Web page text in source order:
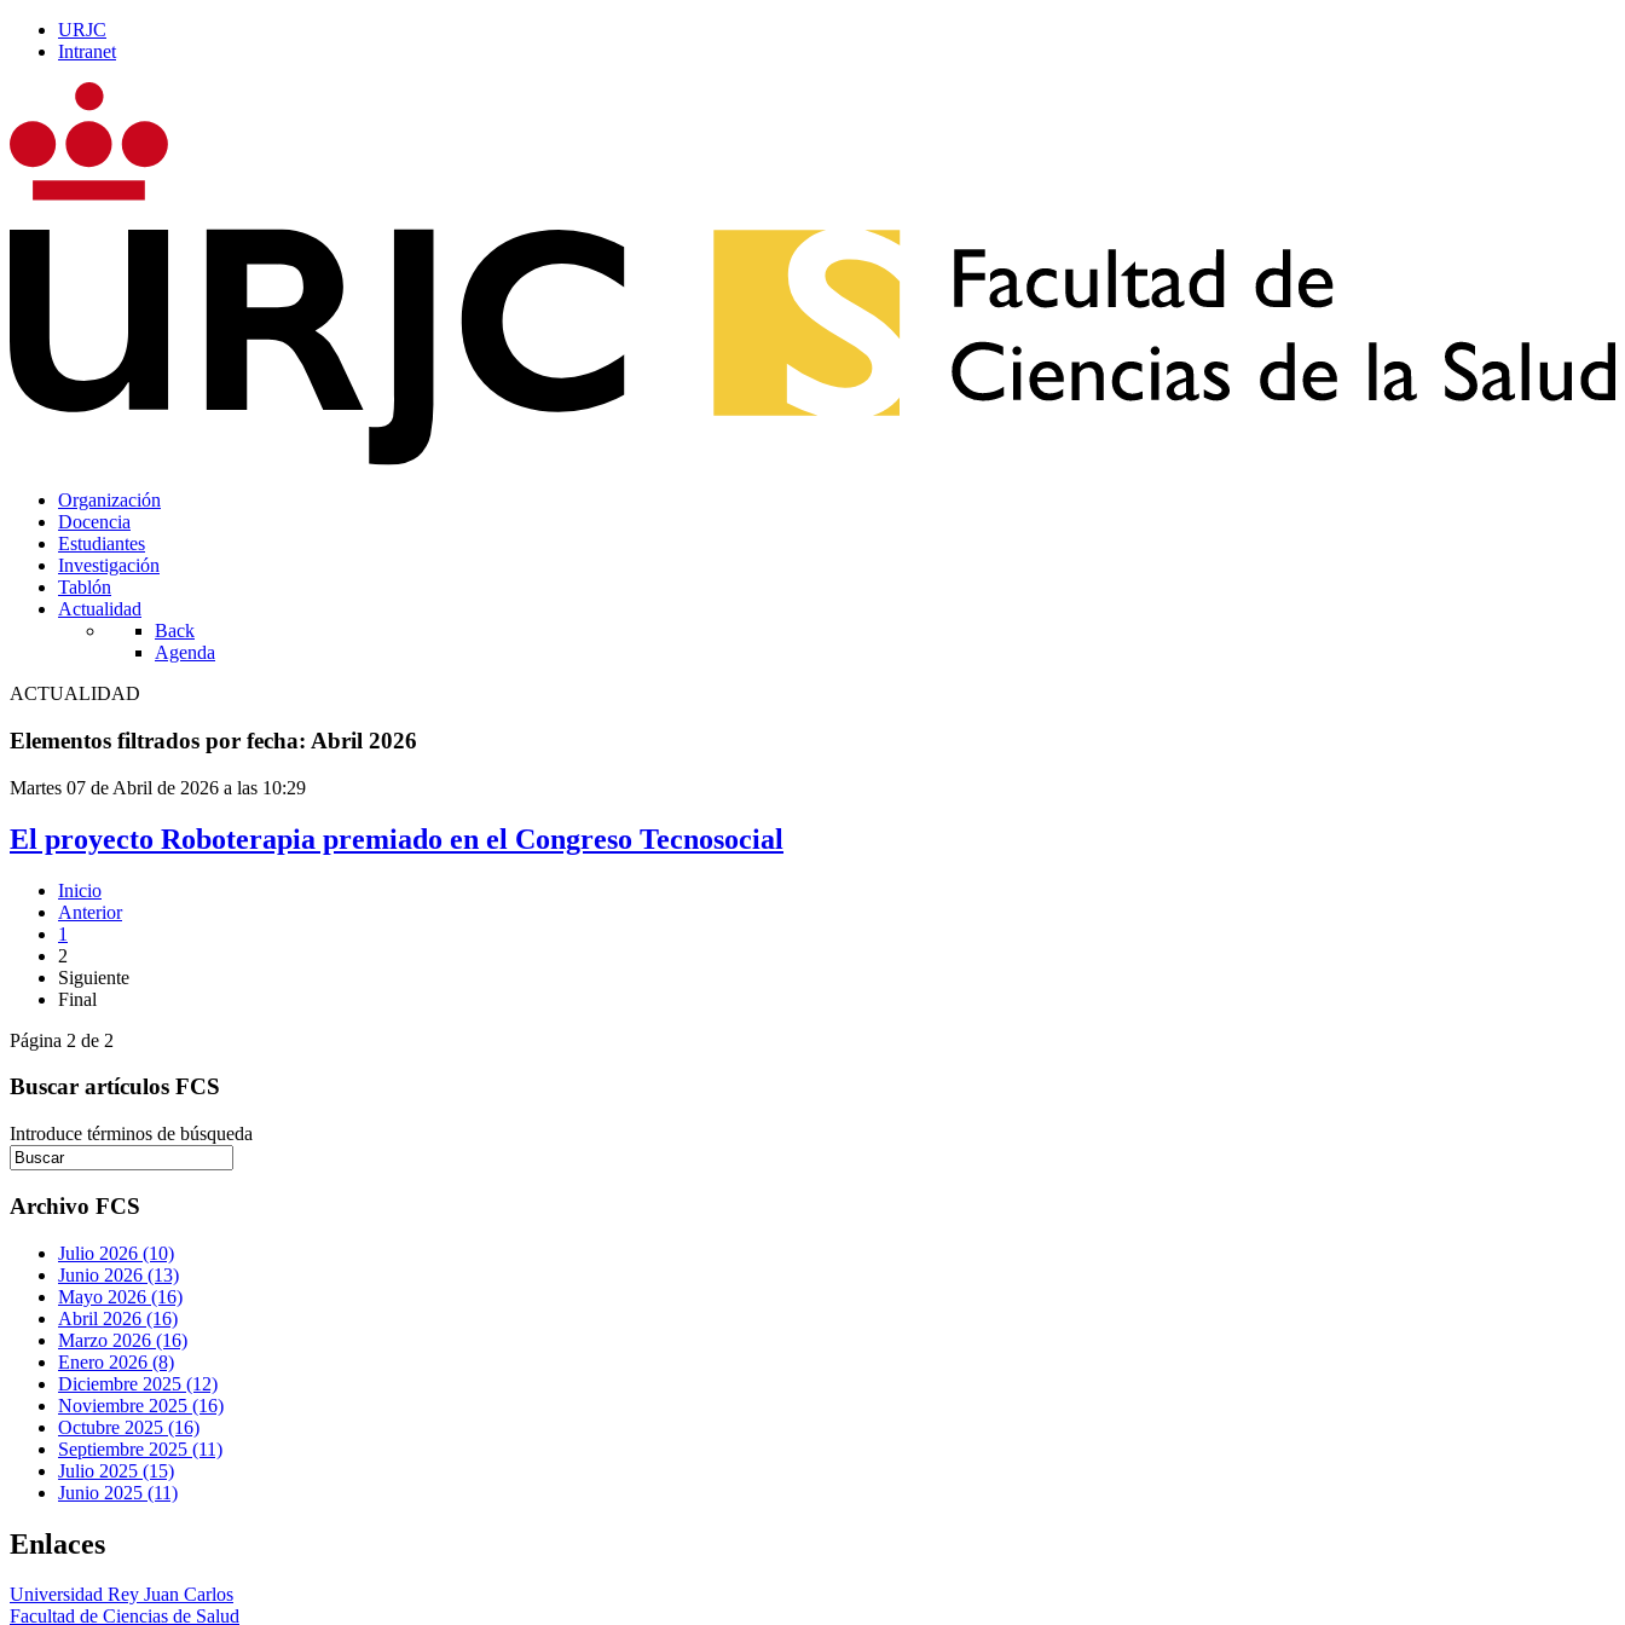
URJC
Intranet
Organización
Docencia
Estudiantes
Investigación
Tablón
Actualidad
Back
Agenda
ACTUALIDAD
Elementos filtrados por fecha: Abril 2026
Martes 07 de Abril de 2026 a las 10:29
El proyecto Roboterapia premiado en el Congreso Tecnosocial
Inicio
Anterior
1
2
Siguiente
Final
Página 2 de 2
Buscar artículos FCS
Introduce términos de búsqueda
Archivo FCS
Julio 2026 (10)
Junio 2026 (13)
Mayo 2026 (16)
Abril 2026 (16)
Marzo 2026 (16)
Enero 2026 (8)
Diciembre 2025 (12)
Noviembre 2025 (16)
Octubre 2025 (16)
Septiembre 2025 (11)
Julio 2025 (15)
Junio 2025 (11)
Enlaces
Universidad Rey Juan Carlos
Facultad de Ciencias de Salud